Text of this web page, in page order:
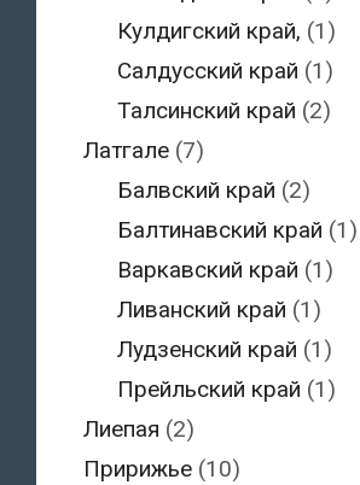
Кулдигский край, (1)
Салдусский край (1)
Талсинский край (2)
Латгале(7)
Балвский край (2)
Балтинавский край (1)
Варкавский край (1)
Ливанский край (1)
Лудзенский край (1)
Прейльский край (1)
Лиепая (2)
Пририжье(10)